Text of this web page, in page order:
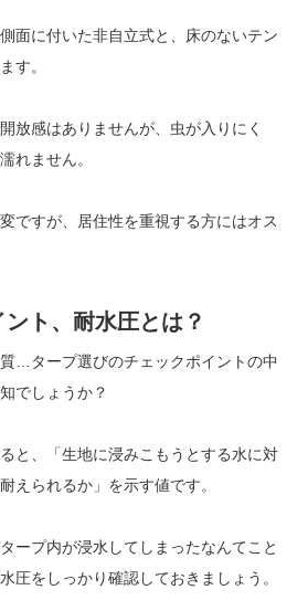
面に付いた非自立式と、床のないテン
す。
放感はありませんが、虫が入りにく
れません。
ですが、居住性を重視する方にはオス
ト、耐水圧とは？
…タープ選びのチェックポイントの中
でしょうか？
と、「生地に浸みこもうとする水に対
えられるか」を示す値です。
ープ内が浸水してしまったなんてこと
圧をしっかり確認しておきましょう。